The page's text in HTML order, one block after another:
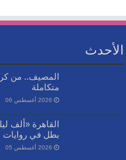
الأحدث
المصيف.. من
متكاملة
2026 أغسطس 06
القاهرة «ألف
بطل في روايات
2026 أغسطس 05